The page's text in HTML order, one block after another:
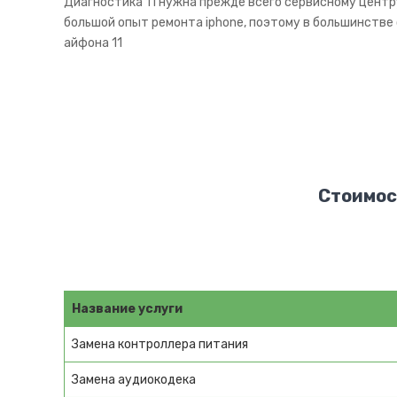
большой опыт ремонта iphone, поэтому в
айфона 11
Название услуги
Замена контроллера питания
Замена аудиокодека